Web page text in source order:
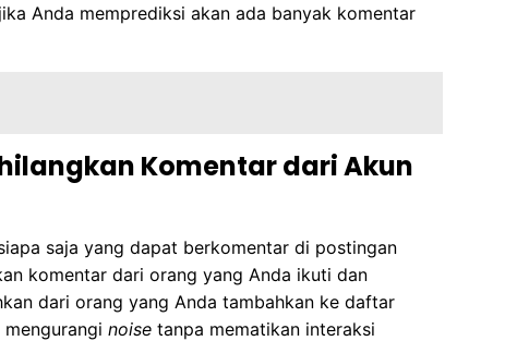
Anda memprediksi akan ada banyak komentar
Komentar dari Akun
saja yang dapat berkomentar di postingan
komentar dari orang yang Anda ikuti dan
dari orang yang Anda tambahkan ke daftar
noise tanpa mematikan interaksi